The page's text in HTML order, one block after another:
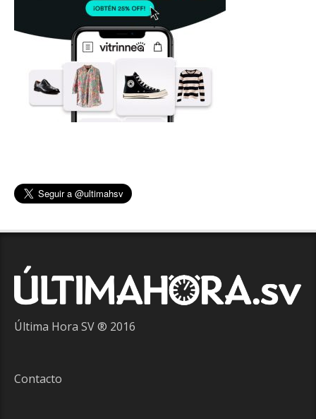
Última Hora SV ® 2016
Contacto